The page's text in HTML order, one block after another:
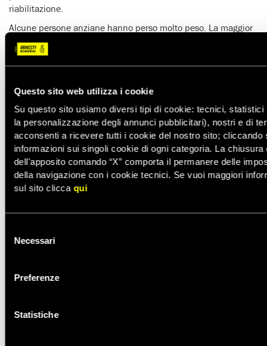
Questo sito web utilizza i cookie
Su questo sito usiamo diversi tipi di cookie: tecnici,
la personalizzazione degli annunci pubblicitari), nostri e di
acconsenti a ricevere tutti i cookie del nostro sito;
informazioni sui singoli cookie di ogni categoria. La
dell'apposito comando “X” comporta il permanere delle
della navigazione con i cookie tecnici. Se vuoi maggiori
sul sito clicca qui
delNecessari
Preferenze
Statistiche
riabilitazione.
Alcune persone anziane hanno perso molto peso. La maggior
parte di loro si affida alle cucine comunitarie che non sempre
forniscono cibi con adeguati livelli di sostanze nutrienti. Il
terreno nei campi per le persone sfollate, spesso irregolare e
stampelle di muoversi liberamente, rendendole ancora più
dipendenti dall’aiuto dei familiari.
Mohammed Bili, 61 anni, è statosfollato sette voltea
partire dall’ottobre del 2023. Ha bisogno didialisitre volte
alla settimana ma la struttura presso la quale si recava è stata
distrutta. Ora fa due sedute di dialisi alla settimana, più brevi
del necessario. Si muove a fatica sulla suasedia a rotellee
ha perso quasi 20 chili: